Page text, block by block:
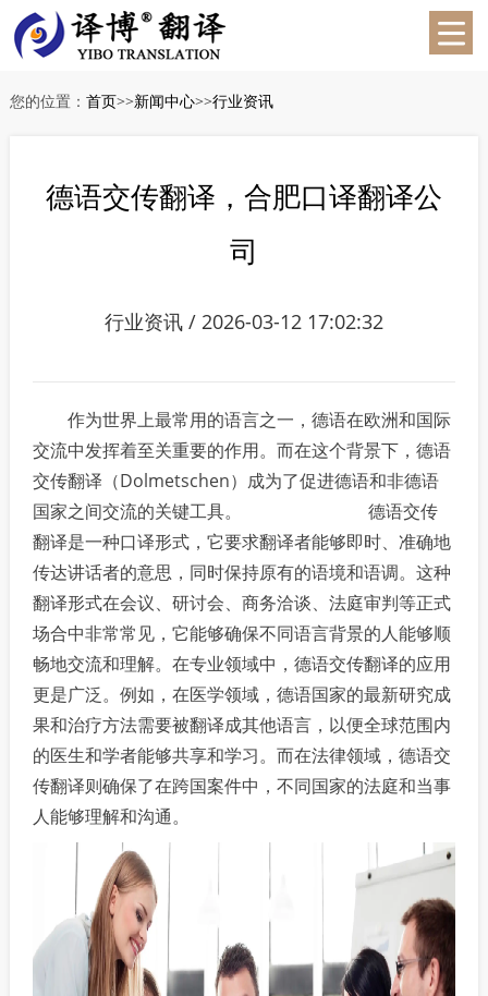
您的位置： 首页>>新闻中心>>行业资讯
德语交传翻译，合肥口译翻译公
司
行业资讯 / 2026-03-12 17:02:32
作为世界上最常用的语言之一，德语在欧洲和国际
交流中发挥着至关重要的作用。而在这个背景下，德语
交传翻译（Dolmetschen）成为了促进德语和非德语
国家之间交流的关键工具。德语交传
翻译是一种口译形式，它要求翻译者能够即时、准确地
传达讲话者的意思，同时保持原有的语境和语调。这种
翻译形式在会议、研讨会、商务洽谈、法庭审判等正式
场合中非常常见，它能够确保不同语言背景的人能够顺
畅地交流和理解。在专业领域中，德语交传翻译的应用
更是广泛。例如，在医学领域，德语国家的最新研究成
果和治疗方法需要被翻译成其他语言，以便全球范围内
的医生和学者能够共享和学习。而在法律领域，德语交
传翻译则确保了在跨国案件中，不同国家的法庭和当事
人能够理解和沟通。